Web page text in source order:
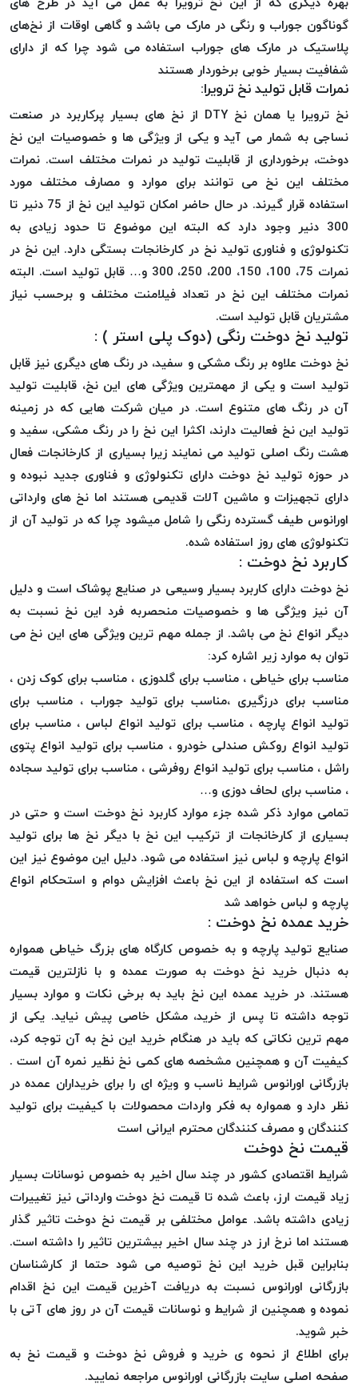
PARMA
نخ
دستبندی
DOVE
نخ گلدوزی
FILKRISTAL
نخ
نسوز
Meta-
Aramid
&
Para-
Aramid
گوناگون جوراب و رنگی در مارک می باشد و گاهی اوقات از نخ‌های
پلاستیک در مارک های جوراب استفاده می شود چرا که از دارای
شفافیت بسیار خوبی برخوردار هستند
نمرات قابل تولید نخ ترویرا:
نخ ترویرا یا همان نخ DTY از نخ های بسیار پرکاربرد در صنعت
نساجی به شمار می آید و یکی از ویژگی ها و خصوصیات این نخ
دوخت، برخورداری از قابلیت تولید در نمرات مختلف است. نمرات
مختلف این نخ می توانند برای موارد و مصارف مختلف مورد
استفاده قرار گیرند. در حال حاضر امکان تولید این نخ از 75 دنیر تا
300 دنیر وجود دارد که البته این موضوع تا حدود زیادی به
تکنولوژی و فناوری تولید نخ در کارخانجات بستگی دارد. این نخ در
نمرات 75، 100، 150، 200، 250، 300 و… قابل تولید است. البته
نمرات مختلف این نخ در تعداد فیلامنت مختلف و برحسب نیاز
مشتریان قابل تولید است.
تولید نخ دوخت رنگی (دوک پلی استر ) :
نخ دوخت علاوه بر رنگ مشکی و سفید، در رنگ های دیگری نیز قابل
تولید است و یکی از مهمترین ویژگی های این نخ، قابلیت تولید
آن در رنگ های متنوع است. در میان شرکت هایی که در زمینه
تولید این نخ فعالیت دارند، اکثرا این نخ را در رنگ مشکی، سفید و
هشت رنگ اصلی تولید می نمایند زیرا بسیاری از کارخانجات فعال
در حوزه تولید نخ دوخت دارای تکنولوژی و فناوری جدید نبوده و
دارای تجهیزات و ماشین آلات قدیمی هستند اما نخ های وارداتی
اورانوس طیف گسترده رنگی را شامل میشود چرا که در تولید آن از
تکنولوژی های روز استفاده شده.
کاربرد نخ دوخت :
نخ دوخت دارای کاربرد بسیار وسیعی در صنایع پوشاک است و دلیل
آن نیز ویژگی ها و خصوصیات منحصربه فرد این نخ نسبت به
دیگر انواع نخ می باشد. از جمله مهم ترین ویژگی های این نخ می
توان به موارد زیر اشاره کرد:
مناسب برای خیاطی ، مناسب برای گلدوزی ، مناسب برای کوک زدن ،
مناسب برای درزگیری ،مناسب برای تولید جوراب ، مناسب برای
تولید انواع پارچه ، مناسب برای تولید انواع لباس ، مناسب برای
تولید انواع روکش صندلی خودرو ، مناسب برای تولید انواع پتوی
راشل ، مناسب برای تولید انواع روفرشی ، مناسب برای تولید سجاده
، مناسب برای لحاف دوزی و…
تمامی موارد ذکر شده جزء موارد کاربرد نخ دوخت است و حتی در
بسیاری از کارخانجات از ترکیب این نخ با دیگر نخ ها برای تولید
انواع پارچه و لباس نیز استفاده می شود. دلیل این موضوع نیز این
است که استفاده از این نخ باعث افزایش دوام و استحکام انواع
پارچه و لباس خواهد شد
خرید عمده نخ دوخت :
صنایع تولید پارچه و به خصوص کارگاه های بزرگ خیاطی همواره
به دنبال خرید نخ دوخت به صورت عمده و با نازلترین قیمت
هستند. در خرید عمده این نخ باید به برخی نکات و موارد بسیار
توجه داشته تا پس از خرید، مشکل خاصی پیش نیاید. یکی از
مهم ترین نکاتی که باید در هنگام خرید این نخ به آن توجه کرد،
کیفیت آن و همچنین مشخصه های کمی نخ نظیر نمره آن است .
بازرگانی اورانوس شرایط ناسب و ویژه ای را برای خریداران عمده در
نظر دارد و همواره به فکر واردات محصولات با کیفیت برای تولید
کنندگان و مصرف کنندگان محترم ایرانی است
قیمت نخ دوخت
شرایط اقتصادی کشور در چند سال اخیر به خصوص نوسانات بسیار
زیاد قیمت ارز، باعث شده تا قیمت نخ دوخت وارداتی نیز تغییرات
زیادی داشته باشد. عوامل مختلفی بر قیمت نخ دوخت تاثیر گذار
هستند اما نرخ ارز در چند سال اخیر بیشترین تاثیر را داشته است.
بنابراین قبل خرید این نخ توصیه می شود حتما از کارشناسان
بازرگانی اورانوس نسبت به دریافت آخرین قیمت این نخ اقدام
نموده و همچنین از شرایط و نوسانات قیمت آن در روز های آتی با
خبر شوید.
برای اطلاع از نحوه ی خرید و فروش نخ دوخت و قیمت نخ به
صفحه اصلی سایت بازرگانی اورانوس مراجعه نمایید.